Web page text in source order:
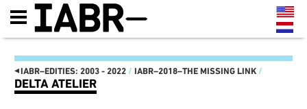
◂IABR–EDITIES: 2003 - 2022 / IABR–2018–THE MISSING LINK /
DELTA ATELIER